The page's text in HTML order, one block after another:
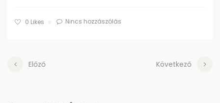
0 Likes Nincs hozzászólás
Előző Következő